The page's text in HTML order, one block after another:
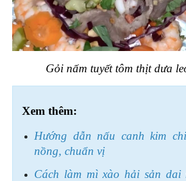
Gỏi nấm tuyết tôm thịt dưa
Xem thêm:
Hướng dẫn nấu canh kim
nồng, chuẩn vị
Cách làm mì xào hải sản dai